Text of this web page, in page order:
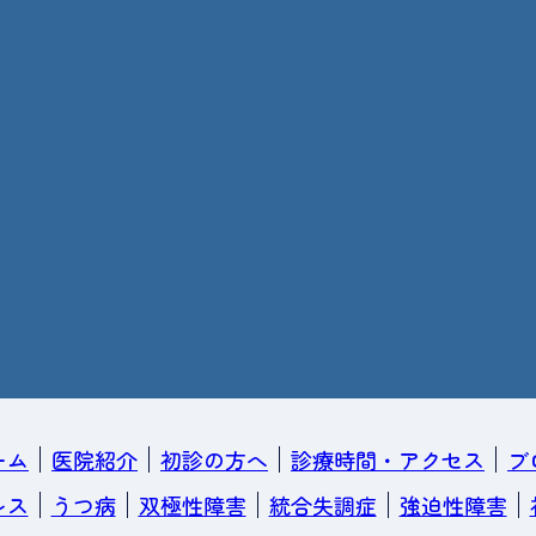
ム 医院紹介 初診の方へ 診療時間・アクセス
うつ病 双極性障害 統合失調症 強迫性障害